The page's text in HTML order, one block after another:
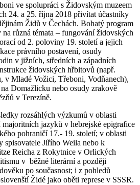
ve spolupráci s Židovským muzeem
24. a 25. října 2018 přivítat účastníky
Židů v Čechách. Bohatý program
různá témata – fungování židovských
od 2. poloviny 19. století a jejich
právního postavení, osudy
v jižních, středních a západních
židovských hřbitovů (např.
v Mladé Vožici, Třeboni, Vodňanech),
Domažlicku nebo osudy zrakově
v Terezíně.
rozsáhlých výzkumů v oblasti
jazyků v hebrejské epigrafice
pohraničí 17.- 19. století; v oblasti
spisovatele Jiřího Weila nebo k
Reicha z Rokytnice v Orlických
v běžné literární a později
po současnost; i z pohledů
Židé jako oběti represe v SSSR.